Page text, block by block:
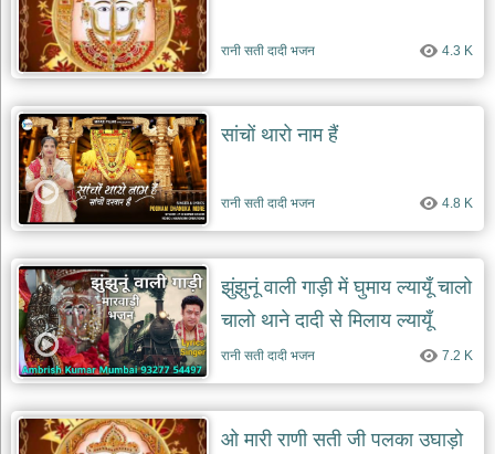
राम
भजन
raam
bhajans
गुरुदेव
भजन
gurudev
bhajans
विविध
भजन
miscellaneous
bhajans
विष्णु
भजन
vishnu
bhajans
बाबा
बालक
रानी सती दादी भजन 4.3 K
सांचों थारो नाम हैं
रानी सती दादी भजन 4.8 K
झुंझुनूं वाली गाड़ी में घुमाय ल्यायूँ चालो
चालो थाने दादी से मिलाय ल्यायूँ
रानी सती दादी भजन 7.2 K
ओ मारी राणी सती जी पलका उघाड़ो